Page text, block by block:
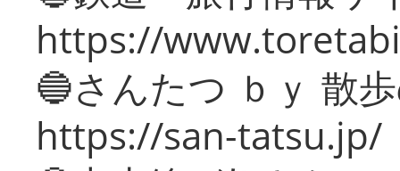
https://
🔵さんたつ ｂｙ 散
https://san-tatsu.jp/